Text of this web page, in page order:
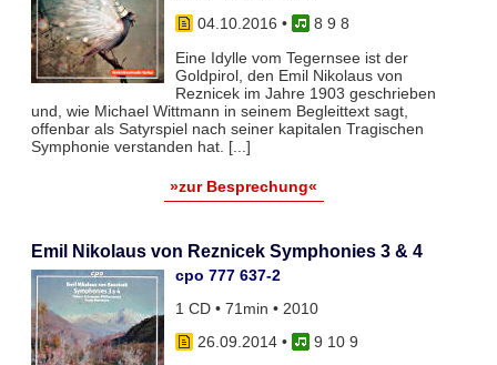
04.10.2016 •
8 9 8
Eine Idylle vom Tegernsee ist der
Goldpirol, den Emil Nikolaus von
Reznicek im Jahre 1903 geschrieben
und, wie Michael Wittmann in seinem Begleittext sagt,
offenbar als Satyrspiel nach seiner kapitalen Tragischen
Symphonie verstanden hat. [...]
»zur Besprechung«
Emil Nikolaus von Reznicek Symphonies 3 & 4
cpo 777 637-2
1 CD • 71min • 2010
26.09.2014•
9 10 9